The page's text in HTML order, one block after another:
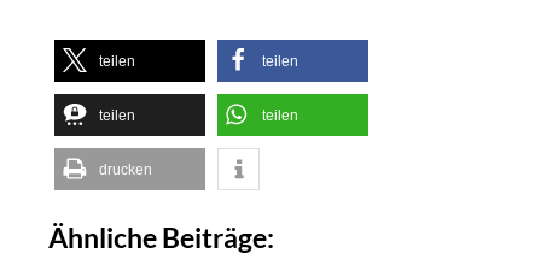
teilen teilen
teilen teilen
drucken
Ähnliche Beiträge: